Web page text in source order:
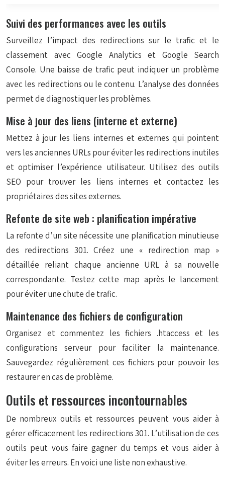
Suivi des performances avec les outils
Surveillez l’impact des redirections sur le trafic et le
classement avec Google Analytics et Google Search
Console. Une baisse de trafic peut indiquer un problème
avec les redirections ou le contenu. L’analyse des données
permet de diagnostiquer les problèmes.
Mise à jour des liens (interne et externe)
Mettez à jour les liens internes et externes qui pointent
vers les anciennes URLs pour éviter les redirections inutiles
et optimiser l’expérience utilisateur. Utilisez des outils
SEO pour trouver les liens internes et contactez les
propriétaires des sites externes.
Refonte de site web : planification impérative
La refonte d’un site nécessite une planification minutieuse
des redirections 301. Créez une « redirection map »
détaillée reliant chaque ancienne URL à sa nouvelle
correspondante. Testez cette map après le lancement
pour éviter une chute de trafic.
Maintenance des fichiers de configuration
Organisez et commentez les fichiers .htaccess et les
configurations serveur pour faciliter la maintenance.
Sauvegardez régulièrement ces fichiers pour pouvoir les
restaurer en cas de problème.
Outils et ressources incontournables
De nombreux outils et ressources peuvent vous aider à
gérer efficacement les redirections 301. L’utilisation de ces
outils peut vous faire gagner du temps et vous aider à
éviter les erreurs. En voici une liste non exhaustive.